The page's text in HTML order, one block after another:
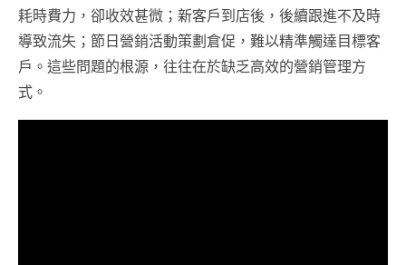
耗時費力，卻收效甚微；新客戶到店後，後續跟進不及時
導致流失；節日營銷活動策劃倉促，難以精準觸達目標客
戶。這些問題的根源，往往在於缺乏高效的營銷管理方
式。